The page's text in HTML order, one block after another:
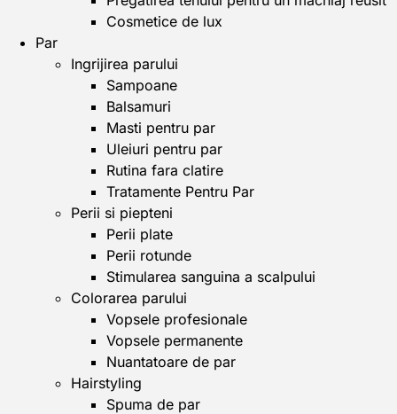
Cosmetice de lux
Par
Ingrijirea parului
Sampoane
Balsamuri
Masti pentru par
Uleiuri pentru par
Rutina fara clatire
Tratamente Pentru Par
Perii si piepteni
Perii plate
Perii rotunde
Stimularea sanguina a scalpului
Colorarea parului
Vopsele profesionale
Vopsele permanente
Nuantatoare de par
Hairstyling
Spuma de par